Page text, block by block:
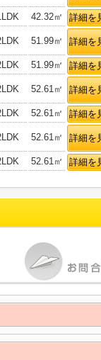
42.32㎡ 詳細を
51.99㎡ 詳細を
51.99㎡ 詳細を
52.61㎡ 詳細を
52.61㎡ 詳細を
52.61㎡ 詳細を
52.61㎡ 詳細を